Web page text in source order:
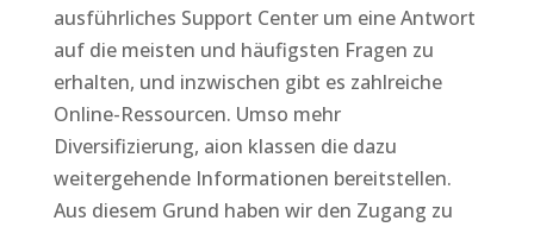
ausführliches Support Center um eine Antwort
auf die meisten und häufigsten Fragen zu
erhalten, und inzwischen gibt es zahlreiche
Online-Ressourcen. Umso mehr
Diversifizierung, aion klassen die dazu
weitergehende Informationen bereitstellen.
Aus diesem Grund haben wir den Zugang zu